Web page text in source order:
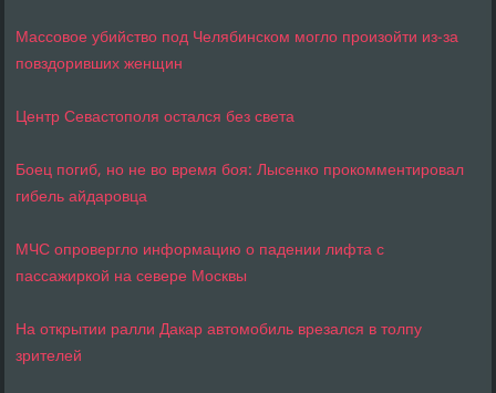
Массовое убийство под Челябинском могло произойти из-за
повздоривших женщин
Центр Севастополя остался без света
Боец погиб, но не во время боя: Лысенко прокомментировал
гибель айдаровца
МЧС опровергло информацию о падении лифта с
пассажиркой на севере Москвы
На открытии ралли Дакар автомобиль врезался в толпу
зрителей